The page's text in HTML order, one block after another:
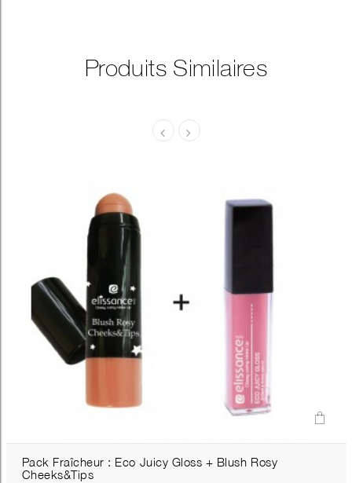
Produits Similaires
Pack Fraîcheur : Eco Juicy Gloss + Blush Rosy
Cheeks&Tips